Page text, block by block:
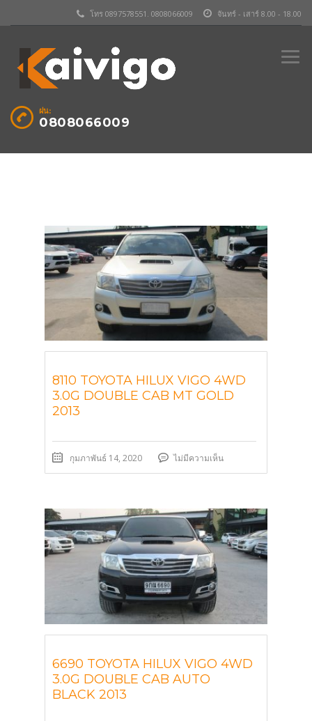
จันทร์ - เสาร์ 8.00 - 18.00
โทร 0897578551. 0808066009
ฝน:
0808066009
8110 TOYOTA HILUX VIGO 4WD
3.0G DOUBLE CAB MT GOLD
2013
กุมภาพันธ์ 14, 2020 ไม่มีความเห็น
6690 TOYOTA HILUX VIGO 4WD
3.0G DOUBLE CAB AUTO
BLACK 2013